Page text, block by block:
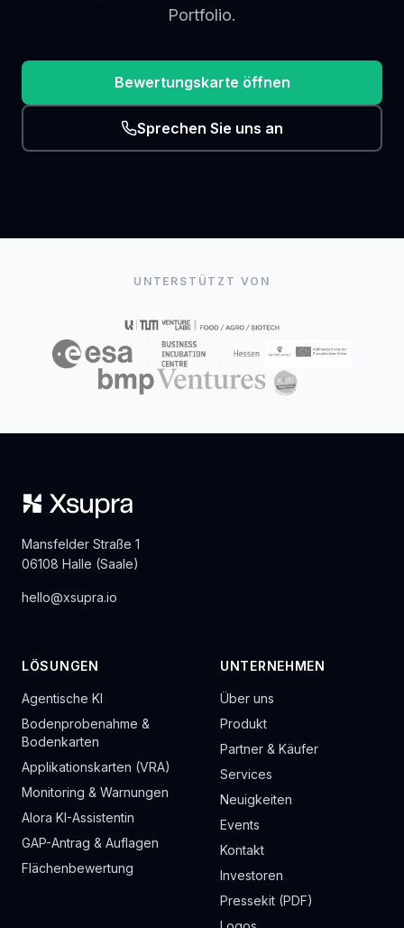
Portfolio.
Bewertungskarte öffnen
Sprechen Sie uns an
UNTERSTÜTZT VON
Mansfelder Straße 1
06108 Halle (Saale)
hello@xsupra.io
LÖSUNGEN
Agentische KI
Bodenprobenahme &
Bodenkarten
Applikationskarten (VRA)
Monitoring & Warnungen
Alora KI-Assistentin
GAP-Antrag & Auflagen
Flächenbewertung
UNTERNEHMEN
Über uns
Produkt
Partner & Käufer
Services
Neuigkeiten
Events
Kontakt
Investoren
Pressekit (PDF)